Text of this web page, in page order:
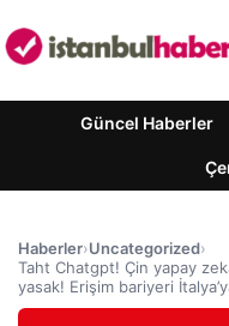
Güncel Haberler
Haberler›Uncategorized›
Taht Chatgpt! Çin yapay
yasak! Erişim bariyeri